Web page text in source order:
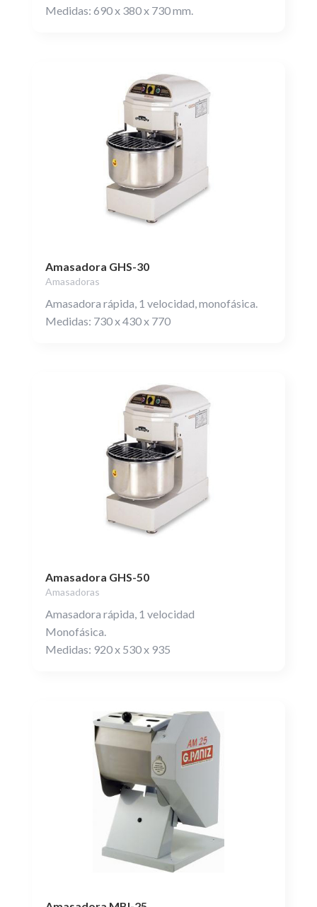
Medidas: 690 x 380 x 730 mm.
Amasadora GHS-30
Amasadoras
Amasadora rápida, 1 velocidad, monofásica.
Medidas: 730 x 430 x 770
Amasadora GHS-50
Amasadoras
Amasadora rápida, 1 velocidad
Monofásica.
Medidas: 920 x 530 x 935